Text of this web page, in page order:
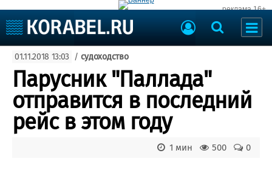
реклама 16+
Судоходство
Судоремонт
События
Пресс-релизы
Порты
Рыболовство
ВМФ
Образование
01.11.2018 13:03 / судоходство
Парусник "Паллада"
отправится в последний
рейс в этом году
0
500
1 мин